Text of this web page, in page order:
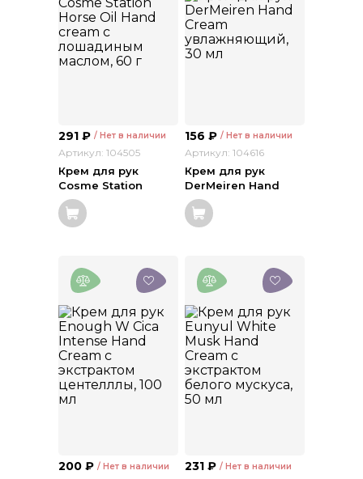
291 ₽ / Нет в наличии
Артикул: 104505
Крем для рук
Cosme Station
Horse Oil Hand
cream с
лошадиным
156 ₽ / Нет в наличии
Артикул: 104616
Крем для рук
DerMeiren Hand
Cream
увлажняющий, 30
мл
200 ₽ / Нет в наличии 231 ₽ / Нет в наличии